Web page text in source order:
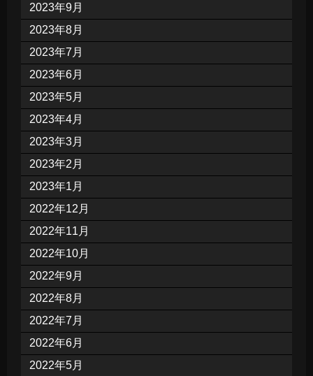
2023年9月
2023年8月
2023年7月
2023年6月
2023年5月
2023年4月
2023年3月
2023年2月
2023年1月
2022年12月
2022年11月
2022年10月
2022年9月
2022年8月
2022年7月
2022年6月
2022年5月